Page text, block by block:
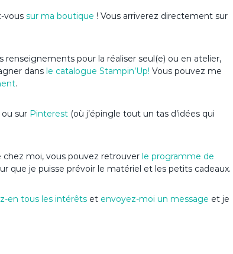
vous sur ma boutique ! Vous arriverez directement sur
renseignements pour la réaliser seul(e) ou en atelier,
dans le catalogue Stampin’Up! Vous pouvez me
.
ou sur Pinterest (où j’épingle tout un tas d’idées qui
chez moi, vous pouvez retrouver le programme de
que je puisse prévoir le matériel et les petits cadeaux.
en tous les intérêts et envoyez-moi un message et je